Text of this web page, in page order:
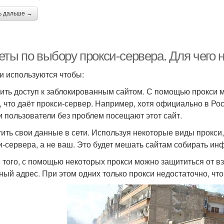
дальше →
по выбору прокси-сервера. Для чего
используются чтобы:
доступ к заблокированным сайтом. С помощью прокси
что даёт прокси-сервер. Например, хотя официально в
пользователи без проблем посещают этот сайт.
свои данные в сети. Используя некоторые виды
сервера, а не ваш. Это будет мешать сайтам собирать
с помощью некоторых прокси можно защититься от
адрес. При этом одних только прокси недостаточно,